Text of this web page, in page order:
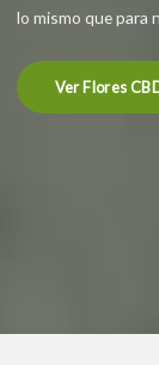
lo mismo que para
Ver Flores